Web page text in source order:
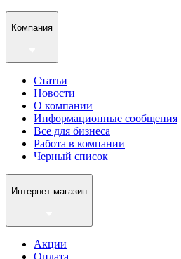
Компания
Статьи
Новости
О компании
Информационные сообщения
Все для бизнеса
Работа в компании
Черный список
Интернет-магазин
Акции
Оплата